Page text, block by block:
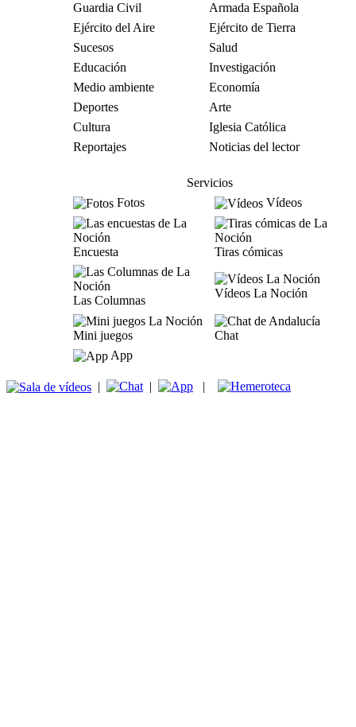
Guardia Civil
Armada Española
Ejército del Aire
Ejército de Tierra
Sucesos
Salud
Educación
Investigación
Medio ambiente
Economía
Deportes
Arte
Cultura
Iglesia Católica
Reportajes
Noticias del lector
Servicios
Fotos
Vídeos
Encuesta Tiras cómicas
Las Columnas
Vídeos La Noción
Mini juegos
Chat
App
| | |